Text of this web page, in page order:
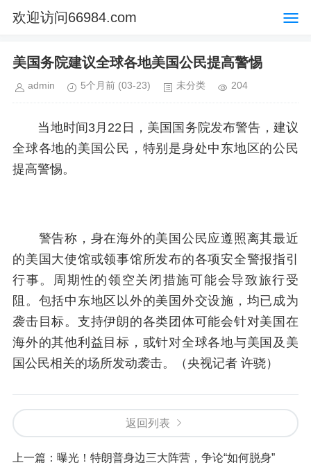
欢迎访问66984.com
美国务院建议全球各地美国公民提高警惕
admin 5个月前 (03-23) 未分类 204
当地时间3月22日，美国国务院发布警告，建议
全球各地的美国公民，特别是身处中东地区的公民
提高警惕。
警告称，身在海外的美国公民应遵照离其最近
的美国大使馆或领事馆所发布的各项安全警报指引
行事。周期性的领空关闭措施可能会导致旅行受
阻。包括中东地区以外的美国外交设施，均已成为
袭击目标。支持伊朗的各类团体可能会针对美国在
海外的其他利益目标，或针对全球各地与美国及美
国公民相关的场所发动袭击。（央视记者 许骁）
返回列表
上一篇： 曝光！特朗普身边三大阵营，争论“如何脱身”